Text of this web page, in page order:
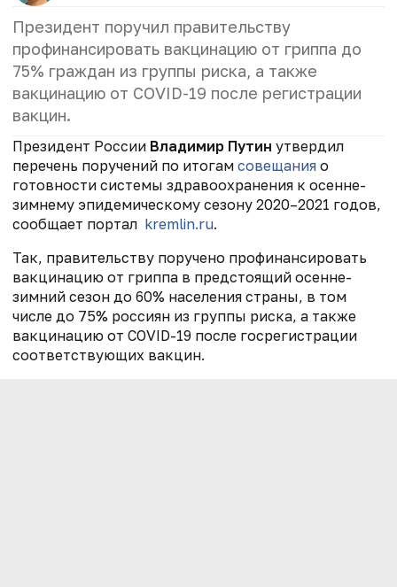
Президент поручил правительству
профинансировать вакцинацию от гриппа до
75% граждан из группы риска, а также
вакцинацию от COVID-19 после регистрации
вакцин.
Президент России Владимир Путин утвердил
перечень поручений по итогам совещания о
готовности системы здравоохранения к осенне-
зимнему эпидемическому сезону 2020–2021 годов,
сообщает портал kremlin.ru.
Так, правительству поручено профинансировать
вакцинацию от гриппа в предстоящий осенне-
зимний сезон до 60% населения страны, в том
числе до 75% россиян из группы риска, а также
вакцинацию от COVID-19 после госрегистрации
соответствующих вакцин.